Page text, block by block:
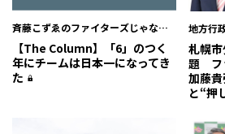
斉藤こずゑのファイターズじゃない
と【The Column】「6」のつく
年にチームは日本一になってき
た
地方行
札幌
題 フ
加藤
と“押